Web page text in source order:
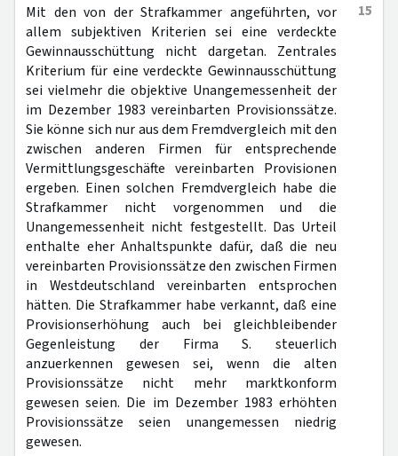
15
Mit den von der Strafkammer angeführten, vor
allem subjektiven Kriterien sei eine verdeckte
Gewinnausschüttung nicht dargetan. Zentrales
Kriterium für eine verdeckte Gewinnausschüttung
sei vielmehr die objektive Unangemessenheit der
im Dezember 1983 vereinbarten Provisionssätze.
Sie könne sich nur aus dem Fremdvergleich mit den
zwischen anderen Firmen für entsprechende
Vermittlungsgeschäfte vereinbarten Provisionen
ergeben. Einen solchen Fremdvergleich habe die
Strafkammer nicht vorgenommen und die
Unangemessenheit nicht festgestellt. Das Urteil
enthalte eher Anhaltspunkte dafür, daß die neu
vereinbarten Provisionssätze den zwischen Firmen
in Westdeutschland vereinbarten entsprochen
hätten. Die Strafkammer habe verkannt, daß eine
Provisionserhöhung auch bei gleichbleibender
Gegenleistung der Firma S. steuerlich
anzuerkennen gewesen sei, wenn die alten
Provisionssätze nicht mehr marktkonform
gewesen seien. Die im Dezember 1983 erhöhten
Provisionssätze seien unangemessen niedrig
gewesen.